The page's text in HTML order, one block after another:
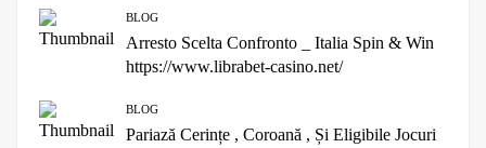
BLOG
Arresto Scelta Confronto _ Italia Spin & Win
https://www.librabet-casino.net/
BLOG
Pariază Cerințe , Coroană , Și Eligibile Jocuri